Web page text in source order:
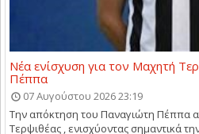
Νέα ενίσχυση για τον Μαχητή
Πέππα
07 Αυγούστου 2026 23:19
Την απόκτηση του Παναγιώτη Πέππα
Τερψιθέας , ενισχύοντας σημαντικά